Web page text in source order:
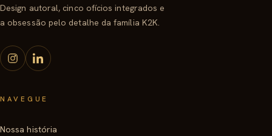
Design autoral, cinco ofícios integrados e
a obsessão pelo detalhe da família K2K.
NAVEGUE
Nossa história